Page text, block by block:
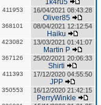
1k4ru5
411953 16/04/2021 08:43:28
Oliver85
368101 08/04/2021 12:12:54
Haiku
423082 13/03/2021 01:41:07
Martin P
367126 25/02/2021 20:06:33
Shirti
411393 17/12/2020 04:55:50
JPP
350553 16/12/2020 21:42:15
PerryWinkle